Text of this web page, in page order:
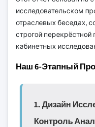
исследовательском
отраслевых беседах,
строгой перекрёстной
кабинетных
Наш 6-Этапный
1. Дизайн
Контроль